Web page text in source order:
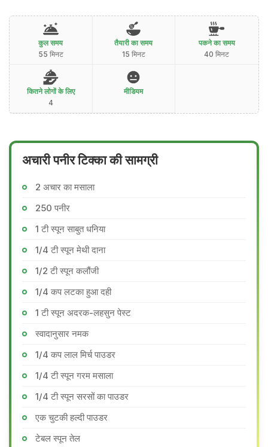
कुल समय
55 मिनट
तैयारी का समय
15 मिनट
पकने का समय
40 मिनट
कितने लोगों के लिए
4
मीडियम
अचारी पनीर टिक्का की सामग्री
2 अचार का मसाला
250 पनीर
1 टी स्पून साबुत धनिया
1/4 टी स्पून मेथी दाना
1/2 टी स्पून कलौंजी
1/4 कप लटका हुआ दही
1 टी स्पून अदरक-लहसुन पेस्ट
स्वादानुसार नमक
1/4 कप लाल मिर्च पाउडर
1/4 टी स्पून गरम मसाला
1/4 टी स्पून सरसों का पाउडर
एक चुटकी हल्दी पाउडर
टेबल स्पून तेल